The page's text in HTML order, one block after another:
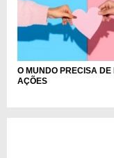
O MUNDO PRECISA DE
AÇÕES